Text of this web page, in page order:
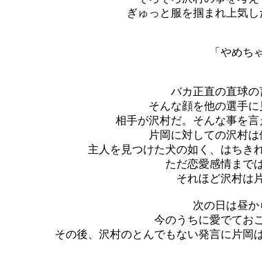
ぎゅっと服を掴まれ上気
「やめ
バカ正直の直球の
そんな顔を他の選手
相手が沢村だ。そんな事を言
片岡に対しての沢村
主人を見つけた犬の如く、はちき
ただ恋愛感情まで
それほど沢村は
次の日は昼か
今のうちに愛でてお
その後、沢村のとんでもない発言に片岡